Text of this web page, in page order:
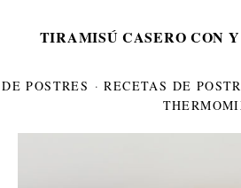
TIRAMISÚ CASERO CON
POSTRES ·RECETAS DE